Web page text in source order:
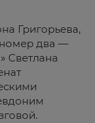
Григорьева,
два —
Светлана